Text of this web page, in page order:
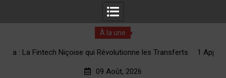
À la une
les Transferts
1 Appli, 2 Minutes : La Révolution des
09 Août, 2026